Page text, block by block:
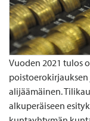
Vuoden 2021 tulos
alijäämäinen.
alkuperäiseen